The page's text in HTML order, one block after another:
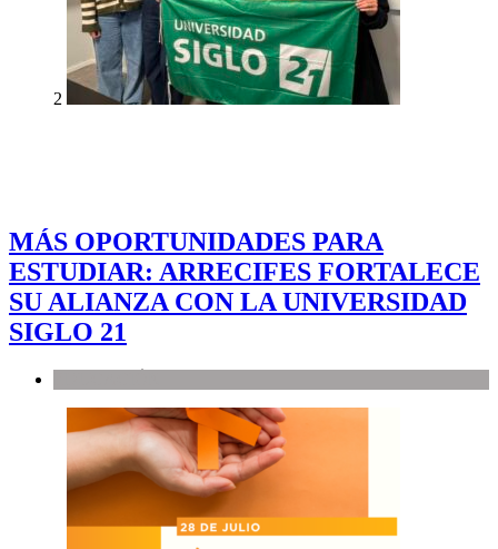
2
MÁS OPORTUNIDADES PARA
ESTUDIAR: ARRECIFES FORTALECE
SU ALIANZA CON LA UNIVERSIDAD
SIGLO 21